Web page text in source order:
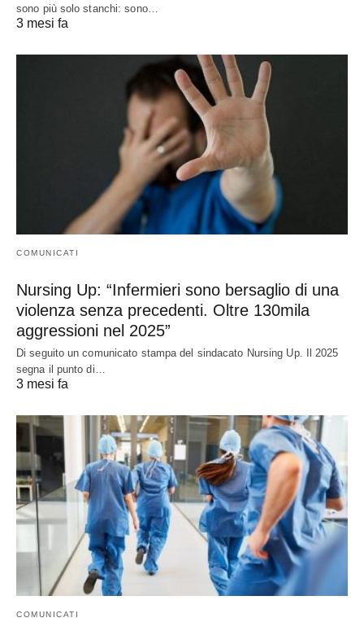
sono più solo stanchi: sono…
3 mesi fa
COMUNICATI
Nursing Up: “Infermieri sono bersaglio di una
violenza senza precedenti. Oltre 130mila
aggressioni nel 2025”
Di seguito un comunicato stampa del sindacato Nursing Up. Il 2025
segna il punto di…
3 mesi fa
COMUNICATI